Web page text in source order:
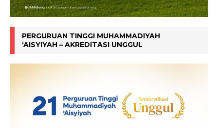
PERGURUAN TINGGI MUHAMMADIYAH
‘AISYIYAH – AKREDITASI UNGGUL